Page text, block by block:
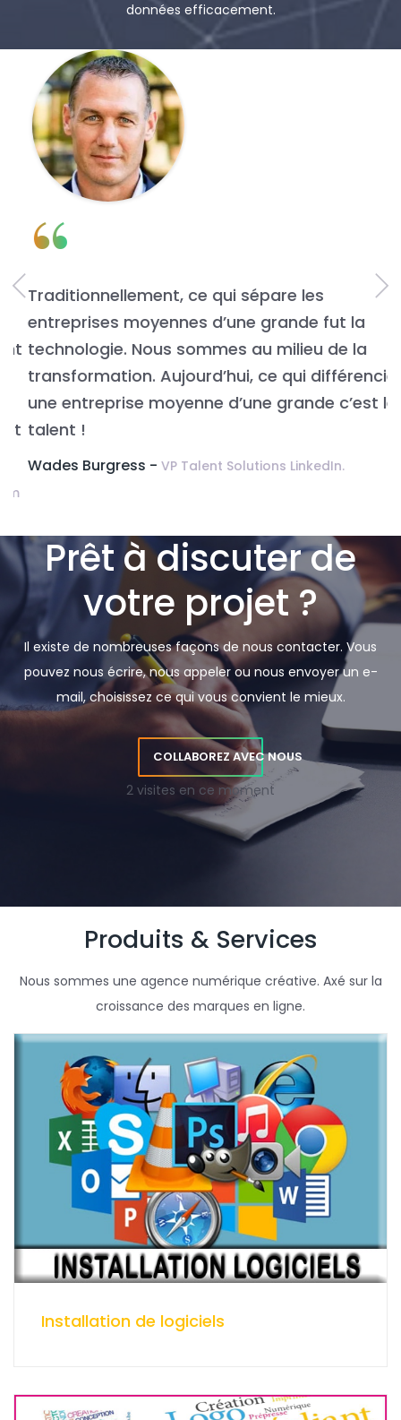
données efficacement.
“
Traditionnellement, ce qui sépare les
entreprises moyennes d’une grande fut la
technologie. Nous sommes au milieu de la
transformation. Aujourd’hui, ce qui différencie
une entreprise moyenne d’une grande c’est le
talent !
Wades Burgress - VP Talent Solutions LinkedIn.
Prêt à discuter de
votre projet ?
Il existe de nombreuses façons de nous contacter. Vous
pouvez nous écrire, nous appeler ou nous envoyer un e-
mail, choisissez ce qui vous convient le mieux.
COLLABOREZ AVEC NOUS
2 visites en ce moment
Produits & Services
Nous sommes une agence numérique créative. Axé sur la
croissance des marques en ligne.
Installation de logiciels